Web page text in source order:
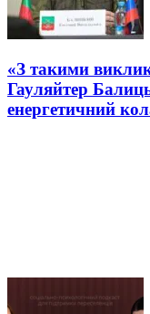
«З такими
Гауляйтер
енергетичний